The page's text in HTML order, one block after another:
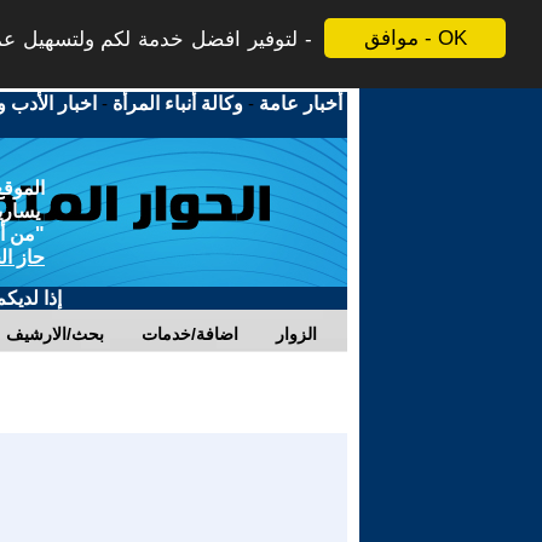
موافق - OK لتوفير افضل خدمة لكم ولتسهيل
أخبار عامة -وكالة أنباء المرأة - اخبار الأدب
"من
حاز
إذا
بحث/الارشيف اضافة/خدمات الزوار